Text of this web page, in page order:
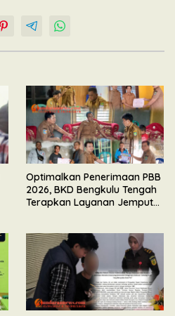
Optimalkan Penerimaan PBB
2026, BKD Bengkulu Tengah
Terapkan Layanan Jemput